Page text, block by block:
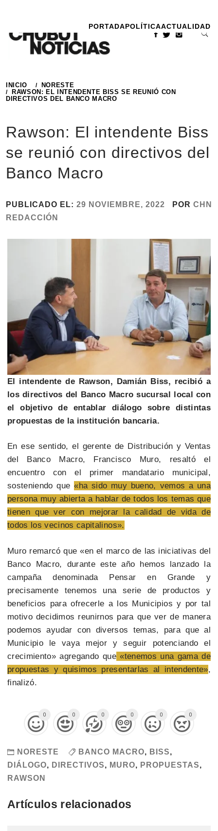
contenido
PORTADAPOLÍTICAACTUALIDAD
INICIO
NORESTE
RAWSON: EL INTENDENTE BISS SE REUNIÓ CON
DIRECTIVOS DEL BANCO MACRO
Rawson: El intendente Biss
se reunió con directivos del
Banco Macro
PUBLICADO EL: 29 NOVIEMBRE, 2022 POR CHN
REDACCIÓN
El intendente de Rawson, Damián Biss, recibió a
los directivos del Banco Macro sucursal local con
el objetivo de entablar diálogo sobre distintas
propuestas de la institución bancaria.
En ese sentido, el gerente de Distribución y Ventas
del Banco Macro, Francisco Muro, resaltó el
encuentro con el primer mandatario municipal,
sosteniendo que«ha sido muy bueno, vemos a una
persona muy abierta a hablar de todos los temas que
tienen que ver con mejorar la calidad de vida de
todos los vecinos capitalinos».
Muro remarcó que «en el marco de las iniciativas del
Banco Macro, durante este año hemos lanzado la
campaña denominada Pensar en Grande y
precisamente tenemos una serie de productos y
beneficios para ofrecerle a los Municipios y por tal
motivo decidimos reunirnos para que ver de manera
podemos ayudar con diversos temas, para que al
Municipio le vaya mejor y seguir potenciando el
crecimiento» agregando que«tenemos una gama de
propuestas y quisimos presentarlas al intendente»,
finalizó.
0 0 0 0 0 0
NORESTE BANCO MACRO, BISS,
DIÁLOGO, DIRECTIVOS, MURO, PROPUESTAS,
RAWSON
Artículos relacionados